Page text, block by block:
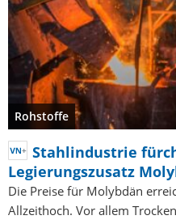
Rohstoffe
Stahlindustrie
Legierungszusatz
Die Preise für Molybdän
Allzeithoch. Vor allem